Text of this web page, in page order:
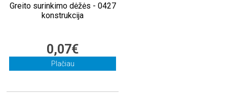
Greito surinkimo dėžės - 0427
konstrukcija
0,07€
Plačiau